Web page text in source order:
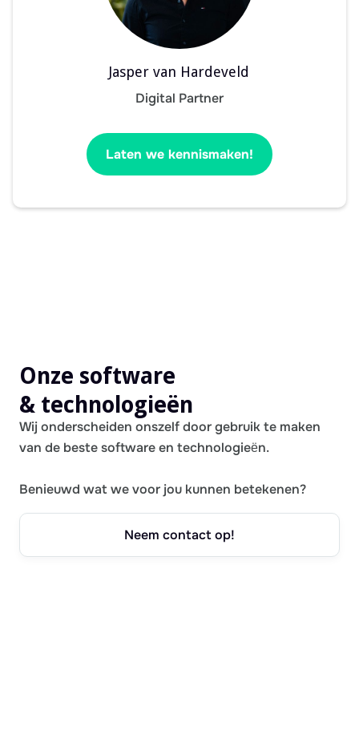
Jasper van Hardeveld
Digital Partner
Laten we kennismaken!
Onze software
& technologieën
Wij onderscheiden onszelf door gebruik te maken
van de beste software en technologieën.
Benieuwd wat we voor jou kunnen betekenen?
Neem contact op!